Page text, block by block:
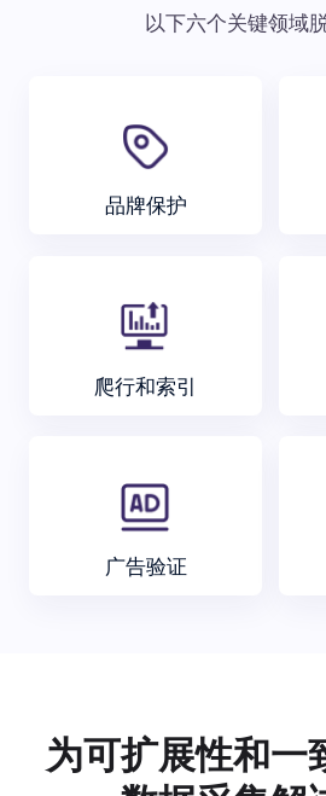
以下六个关键领域
品牌保护
爬行和索引
广告验证
为可扩展性和一